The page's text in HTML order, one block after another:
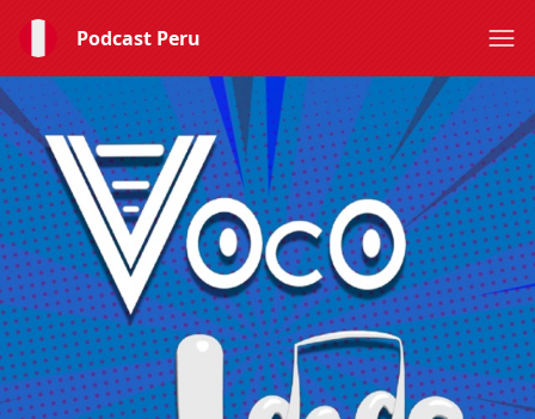
Podcast Peru